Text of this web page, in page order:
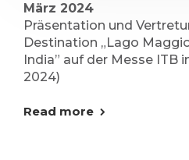
März 2024
Präsentation und
Destination „Lago
India” auf der Messe ITB
2024)
Read more